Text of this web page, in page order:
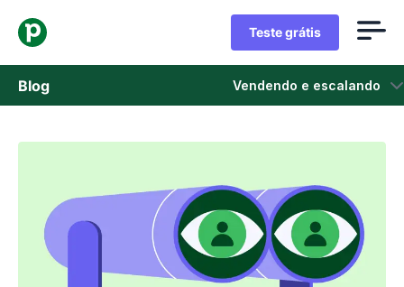
Teste grátis
Blog Vendendo e escalando
Vendas
Atualizações de Produtos
Estudos de caso
Abre em uma nova janela